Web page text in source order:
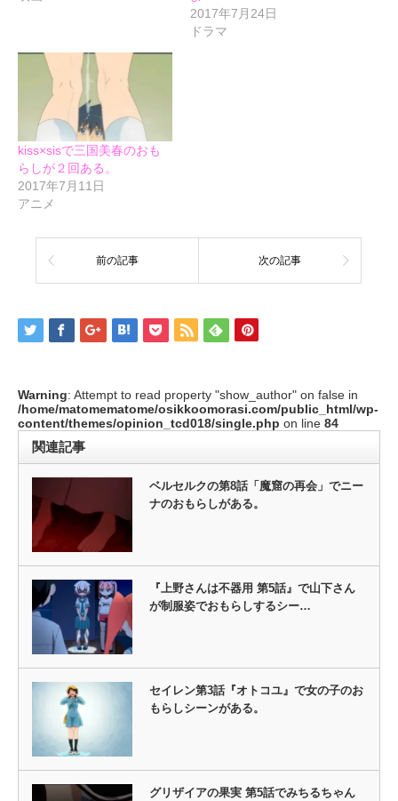
2017年7月24日
ドラマ
kiss×sisで三国美春のおも
らしが２回ある。
2017年7月11日
アニメ
前の記事 次の記事
Warning: Attempt to read property "show_author" on false in
/home/matomematome/osikkoomorasi.com/public_html/wp-
content/themes/opinion_tcd018/single.php on line 84
関連記事
ベルセルクの第8話「魔窟の再会」でニー
ナのおもらしがある。
『上野さんは不器用 第5話』で山下さん
が制服姿でおもらしするシー…
セイレン第3話『オトコユ』で女の子のお
もらしシーンがある。
グリザイアの果実 第5話でみちるちゃん